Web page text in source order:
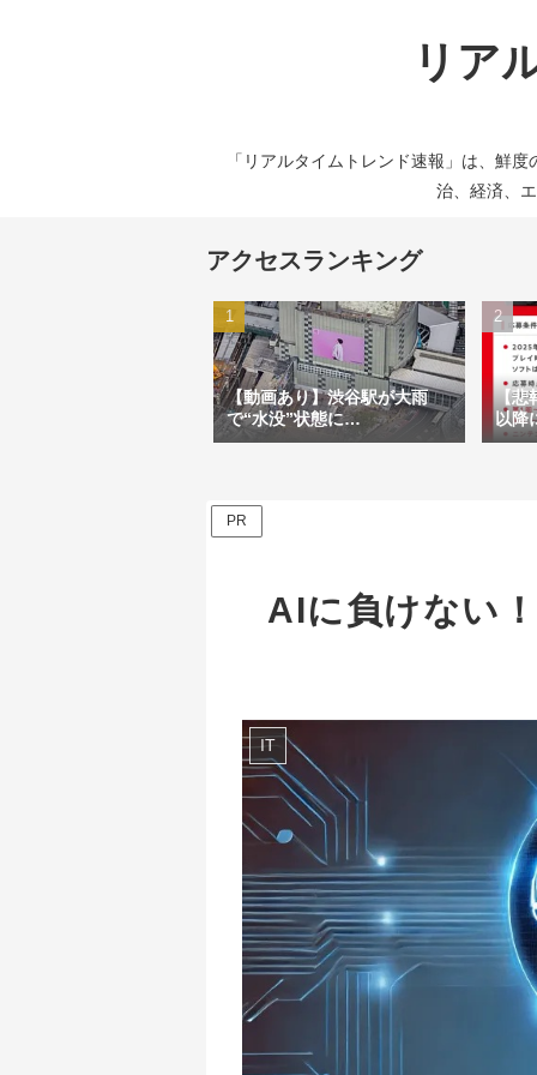
リア
「リアルタイムトレンド速報」は、鮮
治、経済、
アクセスランキング
【動画あり】渋谷駅が大雨
で“水没”状態に…
【悲
以降
式に
PR
AIに負けない
IT